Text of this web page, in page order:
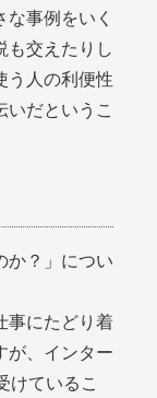
事例をいく
も交えたりし
う人の利便性
いだというこ
か？」につい
事にたどり着
が、インター
けているこ